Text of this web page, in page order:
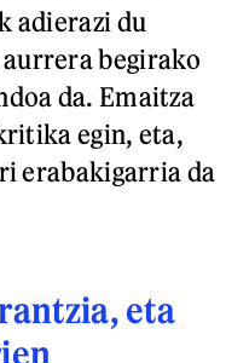
adierazi du
begirako
da. Emaitza
egin, eta,
erabakigarria da
eta